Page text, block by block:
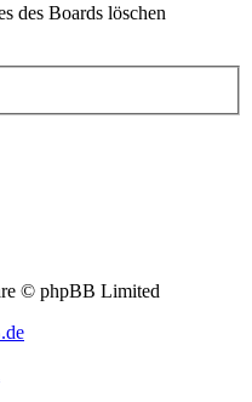
des Boards löschen
© phpBB Limited